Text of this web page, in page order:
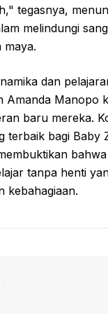
tegasnya,
melindungi
maya.
dan
Amanda Manopo
baru mereka.
terbaik bagi Baby
tanpa henti
kebahagiaan.